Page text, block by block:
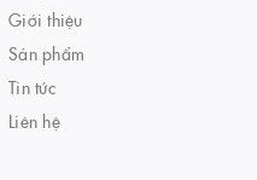
Giới thiệu
Sản phẩm
Tin tức
Liên hệ